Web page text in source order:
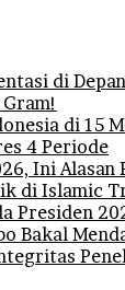
di
di 15
4 Periode
Ini Alasan
di Islamic
Presiden
Bakal